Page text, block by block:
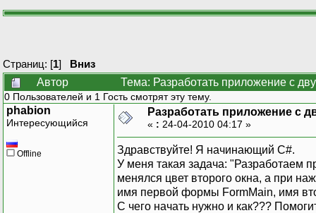
Страниц: [1] Вниз
Автор
Тема: Разработать приложение с
0 Пользователей и 1 Гость смотрят эту тему.
phabion
Интересующийся
Offline
Разработать приложение с
« : 24-04-2010 04:17 »
Здравствуйте! Я начинающий С#.
У меня такая задача: "Разработаем
менялся цвет второго окна, а при
имя первой формы FormMain, имя
С чего начать нужно и как???